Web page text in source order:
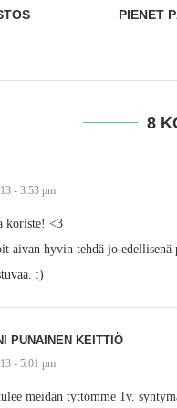
8
- 3:53 pm
koriste! <3
aivan hyvin tehdä jo
:)
PUNAINEN KEITTIÖ
- 5:01 pm
meidän tyttömme 1v.